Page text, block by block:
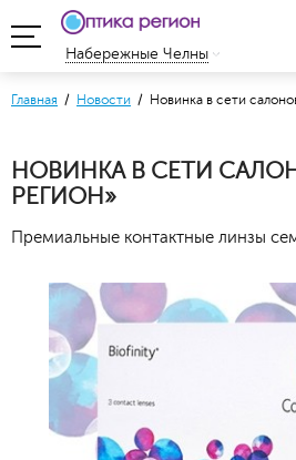
Набережные Челны
Главная / Новости / Новинка в сети
НОВИНКА В СЕТИ
РЕГИОН»
Премиальные контактные линзы